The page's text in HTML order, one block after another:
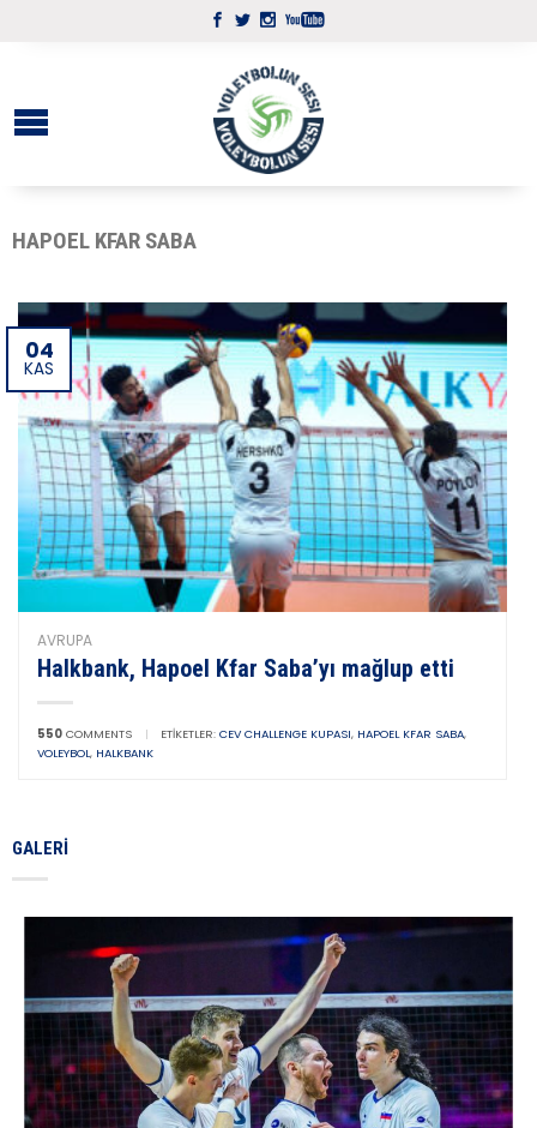
HAPOEL KFAR SABA
04
KAS
AVRUPA
Halkbank, Hapoel Kfar Saba’yı mağlup etti
550 COMMENTS | ETIKETLER: CEV CHALLENGE KUPASI, HAPOEL KFAR SABA,
VOLEYBOL, HALKBANK
GALERI